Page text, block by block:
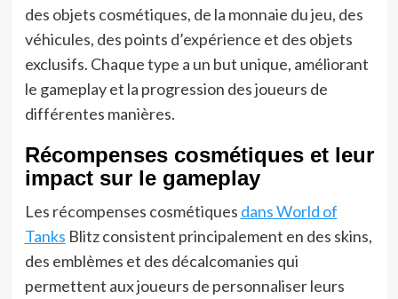
des objets cosmétiques, de la monnaie du jeu, des
véhicules, des points d’expérience et des objets
exclusifs. Chaque type a un but unique, améliorant
le gameplay et la progression des joueurs de
différentes manières.
Récompenses cosmétiques et leur
impact sur le gameplay
Les récompenses cosmétiques dans World of
Tanks Blitz consistent principalement en des skins,
des emblèmes et des décalcomanies qui
permettent aux joueurs de personnaliser leurs